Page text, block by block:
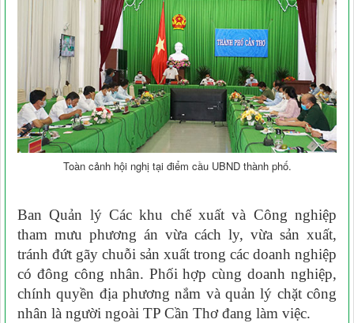
Toàn cảnh hội nghị tại điểm cầu UBND thành phố.
Ban Quản lý Các khu chế xuất và Công nghiệp
tham mưu phương án vừa cách ly, vừa sản xuất,
tránh đứt gãy chuỗi sản xuất trong các doanh nghiệp
có đông công nhân. Phối hợp cùng doanh nghiệp,
chính quyền địa phương nắm và quản lý chặt công
nhân là người ngoài TP Cần Thơ đang làm việc.